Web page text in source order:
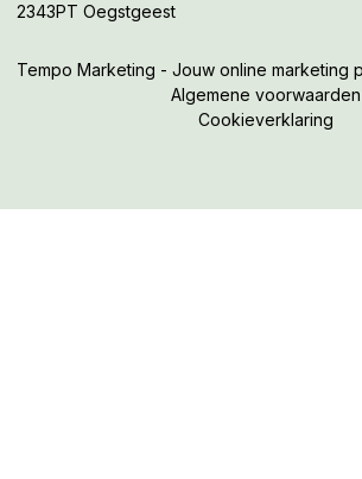
2343PT Oegstgeest
Tempo Marketing - Jouw online marketing
Algemene voorwaarden
Cookieverklaring